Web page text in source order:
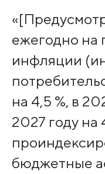
ежегодно на
инфляции
на 4,5 %, в
2027 году на
бюджетные